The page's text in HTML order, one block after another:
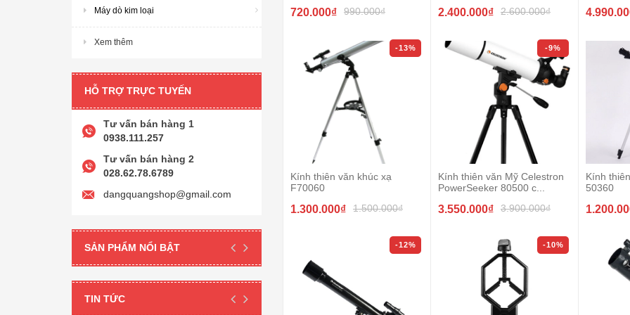
Máy dò kim loại
Xem thêm
HỖ TRỢ TRỰC TUYẾN
Tư vấn bán hàng 1
0938.111.257
Tư vấn bán hàng 2
028.62.78.6789
dangquangshop@gmail.com
SẢN PHẨM NỔI BẬT
TIN TỨC
720.000₫ 990.000₫
-13%
Kính thiên văn khúc xạ
F70060
1.300.000₫ 1.500.000₫
-12%
2.400.000₫ 2.600.000₫
-9%
Kính thiên văn Mỹ Celestron
PowerSeeker 80500 c...
3.550.000₫ 3.900.000₫
-10%
Kính
50360